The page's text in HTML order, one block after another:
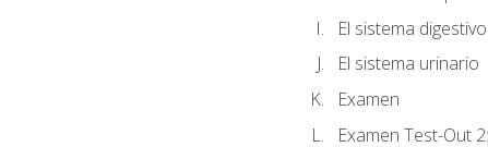
El sistema digestivo
El sistema urinario
Examen
Examen Test-Out